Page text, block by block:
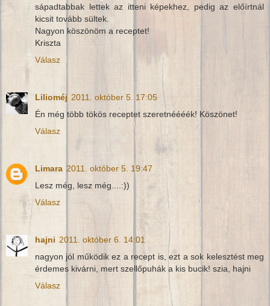
sápadtabbak lettek az itteni képekhez, pedig az előírtnál
kicsit tovább sültek.
Nagyon köszönöm a receptet!
Kriszta
Válasz
Lilioméj 2011. október 5. 17:05
Én még több tökös receptet szeretnéééék! Köszönet!
Válasz
Limara 2011. október 5. 19:47
Lesz még, lesz még....:))
Válasz
hajni 2011. október 6. 14:01
nagyon jól működik ez a recept is, ezt a sok kelesztést meg
érdemes kivárni, mert szellőpuhák a kis bucik! szia, hajni
Válasz